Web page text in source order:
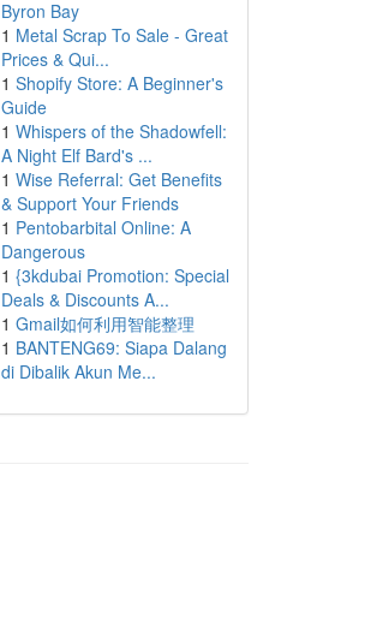
Byron Bay
1 Metal Scrap To Sale - Great
Prices & Qui...
1 Shopify Store: A Beginner's
Guide
1 Whispers of the Shadowfell:
A Night Elf Bard's ...
1 Wise Referral: Get Benefits
& Support Your Friends
1 Pentobarbital Online: A
Dangerous
1 {3kdubai Promotion: Special
Deals & Discounts A...
1 Gmail如何利用智能整理
1 BANTENG69: Siapa Dalang
di Dibalik Akun Me...